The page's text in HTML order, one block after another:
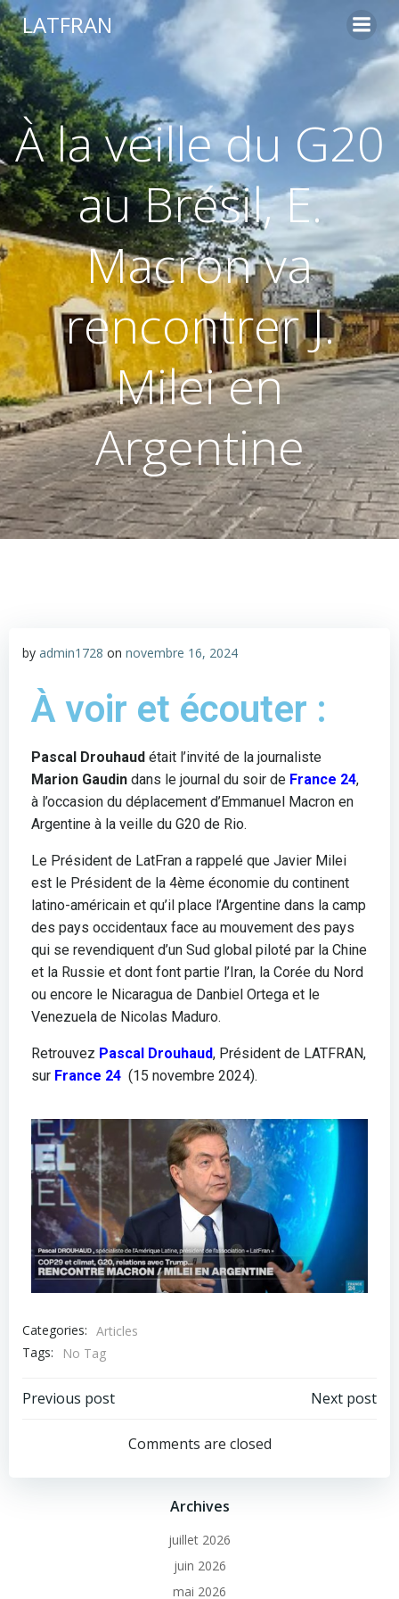
LATFRAN
À la veille du G20
au Brésil, E.
Macron va
rencontrer J.
Milei en
Argentine
by admin1728 on novembre 16, 2024
À voir et écouter :
Pascal Drouhaud était l’invité de la journaliste
Marion Gaudin dans le journal du soir de France 24,
à l’occasion du déplacement d’Emmanuel Macron en
Argentine à la veille du G20 de Rio.
Le Président de LatFran a rappelé que Javier Milei
est le Président de la 4ème économie du continent
latino-américain et qu’il place l’Argentine dans la camp
des pays occidentaux face au mouvement des pays
qui se revendiquent d’un Sud global piloté par la Chine
et la Russie et dont font partie l’Iran, la Corée du Nord
ou encore le Nicaragua de Danbiel Ortega et le
Venezuela de Nicolas Maduro.
Retrouvez Pascal Drouhaud, Président de LATFRAN,
sur France 24 (15 novembre 2024).
Categories: Articles
Tags:
No Tag
Previous post Next post
Comments are closed
Archives
juillet 2026
juin 2026
mai 2026